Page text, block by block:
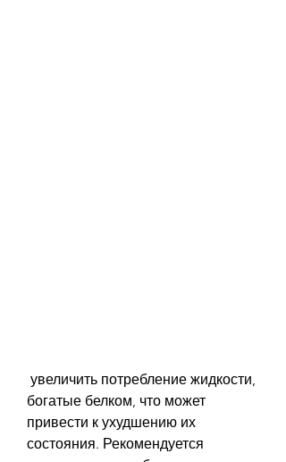
богатые белком, что может
привести к ухудшению их
состояния. Рекомендуется